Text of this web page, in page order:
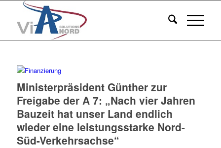
Ministerpräsident Günther zur
Freigabe der A 7: „Nach vier Jahren
Bauzeit hat unser Land endlich
wieder eine leistungsstarke Nord-
Süd-Verkehrsachse“